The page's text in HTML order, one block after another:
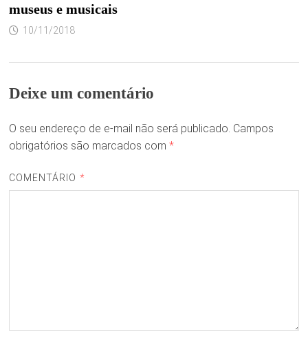
museus e musicais
10/11/2018
Deixe um comentário
O seu endereço de e-mail não será publicado. Campos
obrigatórios são marcados com *
COMENTÁRIO *